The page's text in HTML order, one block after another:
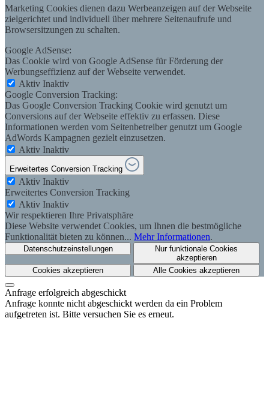
Marketing Cookies dienen dazu Werbeanzeigen auf der Webseite
zielgerichtet und individuell über mehrere Seitenaufrufe und
Browsersitzungen zu schalten.
Google AdSense:
Das Cookie wird von Google AdSense für Förderung der
Werbungseffizienz auf der Webseite verwendet.
Aktiv Inaktiv
Google Conversion Tracking:
Das Google Conversion Tracking Cookie wird genutzt um
Conversions auf der Webseite effektiv zu erfassen. Diese
Informationen werden vom Seitenbetreiber genutzt um Google
AdWords Kampagnen gezielt einzusetzen.
Aktiv Inaktiv
Erweitertes Conversion Tracking
Aktiv Inaktiv
Erweitertes Conversion Tracking
Aktiv Inaktiv
Wir respektieren Ihre Privatsphäre
Diese Website verwendet Cookies, um Ihnen die bestmögliche
Funktionalität bieten zu können... Mehr Informationen.
Datenschutzeinstellungen
Nur funktionale Cookies
akzeptieren
Cookies akzeptieren
Alle Cookies akzeptieren
Anfrage erfolgreich abgeschickt
Anfrage konnte nicht abgeschickt werden da ein Problem
aufgetreten ist. Bitte versuchen Sie es erneut.